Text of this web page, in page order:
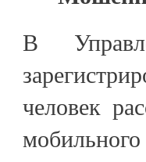
В
человек